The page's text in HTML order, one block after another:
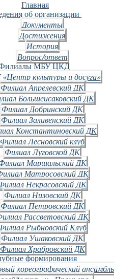
Главная
об организации
Документы
Достижения
История
Вопрос/ответ
МБУ ЦКД
культуры и досуга»
Филиал Апрелевский ДК
Большеисаковский ДК
Филиал Добринский ДК
Филиал Заливенский ДК
Константиновский ДК
Филиал Лесновский клуб
Филиал Луговской ДК
Маршальский ДК
Матросовский ДК
Некрасовский ДК
Филиал Низовский ДК
Филиал Петровский ДК
Рассветовский ДК
Рыбновский Клуб
Филиал Ушаковский ДК
Филиал Храбровский ДК
формирования
хореографический ансамбль